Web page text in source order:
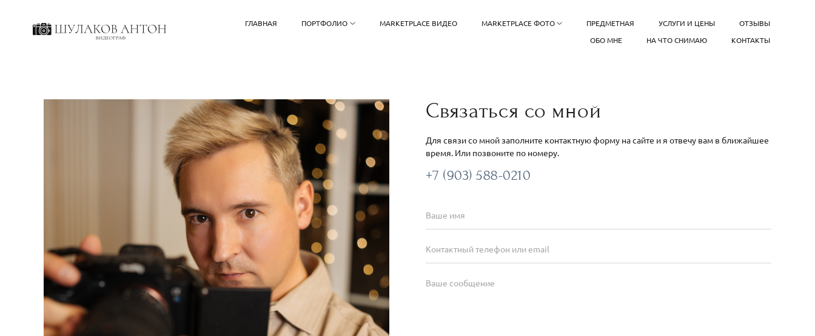
ГЛАВНАЯ ПОРТФОЛИО MARKETPLACE ВИДЕО MARKETPLACE ФОТО ПРЕДМЕТНАЯ УСЛУГИ И ЦЕНЫ
ОТЗЫВЫ
ОБО МНЕ
НА ЧТО СНИМАЮ КОНТАКТЫ
Связаться со мной
Для связи со мной заполните контактную форму на сайте и я отвечу вам в ближайшее
время. Или позвоните по номеру.
+7 (903) 588-0210